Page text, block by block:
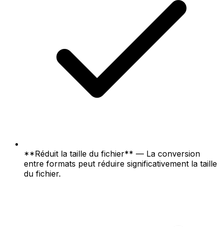
**Réduit la taille du fichier** — La conversion
entre formats peut réduire significativement la taille
du fichier.